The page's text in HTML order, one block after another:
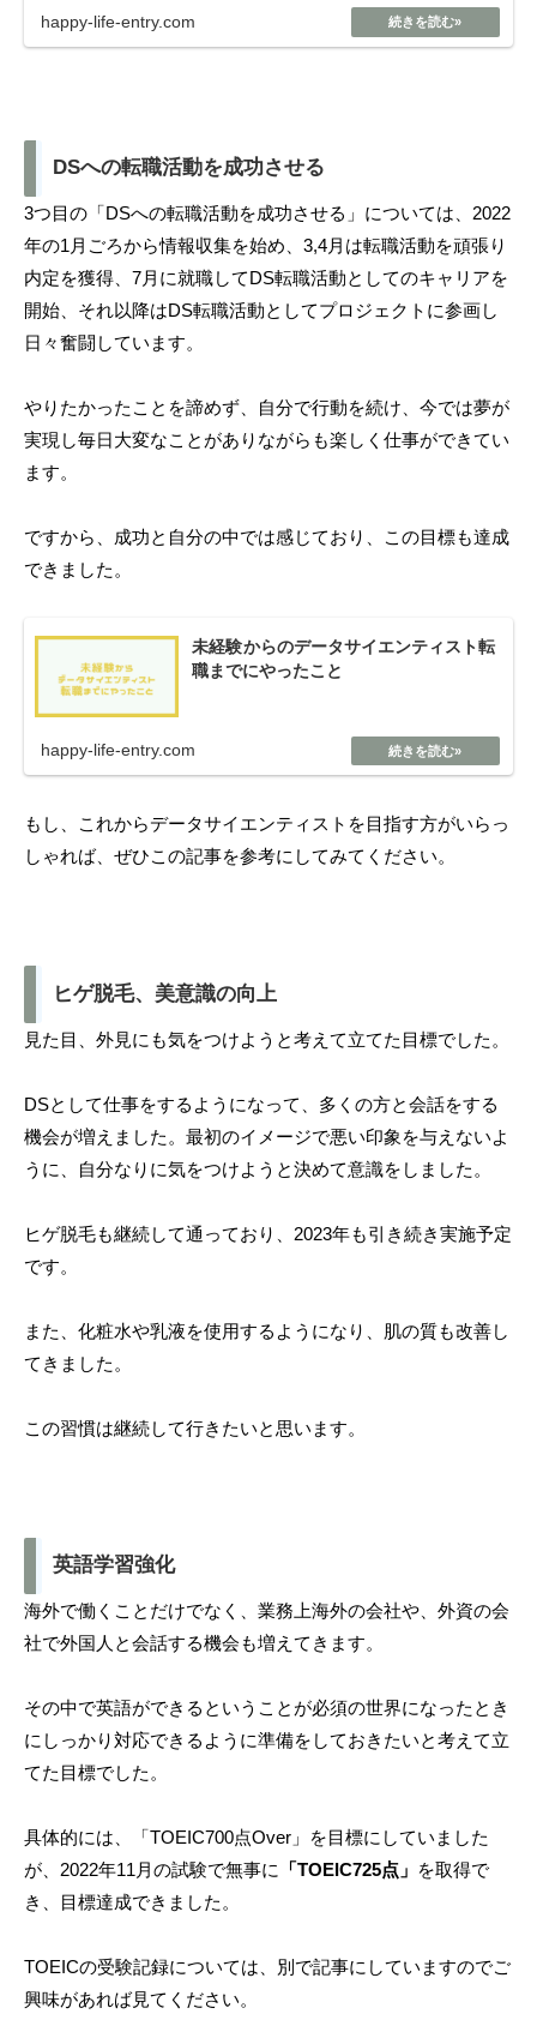
happy-life-entry.com
DSへの転職活動を成功させる
3つ目の「DSへの転職活動を成功させる」については、2022
年の1月ごろから情報収集を始め、3,4月は転職活動を頑張り
内定を獲得、7月に就職してDS転職活動としてのキャリアを
開始、それ以降はDS転職活動としてプロジェクトに参画し
日々奮闘しています。
やりたかったことを諦めず、自分で行動を続け、今では夢が
実現し毎日大変なことがありながらも楽しく仕事ができてい
ます。
ですから、成功と自分の中では感じており、この目標も達成
できました。
未経験からのデータサイエンティスト転
職までにやったこと
happy-life-entry.com
もし、これからデータサイエンティストを目指す方がいらっ
しゃれば、ぜひこの記事を参考にしてみてください。
ヒゲ脱毛、美意識の向上
見た目、外見にも気をつけようと考えて立てた目標でした。
DSとして仕事をするようになって、多くの方と会話をする
機会が増えました。最初のイメージで悪い印象を与えないよ
うに、自分なりに気をつけようと決めて意識をしました。
ヒゲ脱毛も継続して通っており、2023年も引き続き実施予定
です。
また、化粧水や乳液を使用するようになり、肌の質も改善し
てきました。
この習慣は継続して行きたいと思います。
英語学習強化
海外で働くことだけでなく、業務上海外の会社や、外資の会
社で外国人と会話する機会も増えてきます。
その中で英語ができるということが必須の世界になったとき
にしっかり対応できるように準備をしておきたいと考えて立
てた目標でした。
具体的には、「TOEIC700点Over」を目標にしていました
が、2022年11月の試験で無事に
「TOEIC725点」 を取得で
き、目標達成できました。
TOEICの受験記録については、別で記事にしていますのでご
興味があれば見てください。